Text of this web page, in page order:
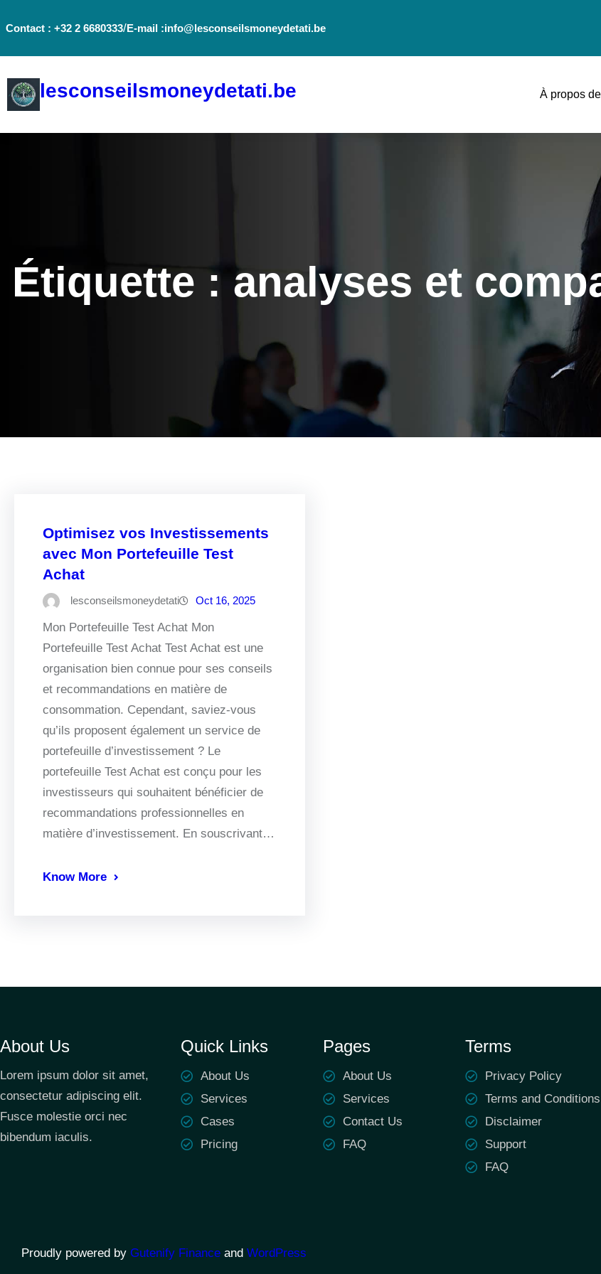
auContact : +32 2 6680333/E-mail :info@lesconseilsmoneydetati.be
lesconseilsmoneydetati.be À propos
Étiquette : analyses et
Optimisez vos Investissements
avec Mon Portefeuille Test
Achat
lesconseilsmoneydetati Oct 16, 2025
Mon Portefeuille Test Achat Mon
Portefeuille Test Achat Test Achat est une
organisation bien connue pour ses conseils
et recommandations en matière de
consommation. Cependant, saviez-vous
qu’ils proposent également un service de
portefeuille d’investissement ? Le
portefeuille Test Achat est conçu pour les
investisseurs qui souhaitent bénéficier de
recommandations professionnelles en
matière d’investissement. En souscrivant…
Know More
About Us
Lorem ipsum dolor sit amet,
consectetur adipiscing elit.
Fusce molestie orci nec
bibendum iaculis.
Quick Links
About Us
Services
Cases
Pricing
Pages
About Us
Services
Contact Us
FAQ
Terms
Privacy Policy
Terms and Conditions
Disclaimer
Support
FAQ
Proudly powered by Gutenify Finance and WordPress